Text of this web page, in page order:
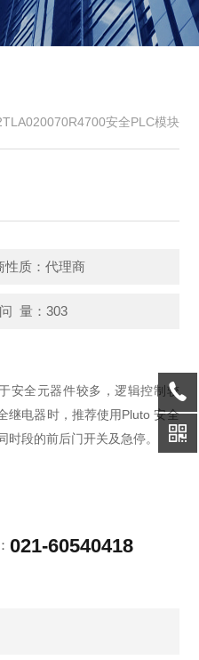
安全PLC模块
性质：代理商
量：303
安全元器件较多，逻辑控制较
继电器时，推荐使用Pluto 安全
段的前后门开关及急停。
021-60540418